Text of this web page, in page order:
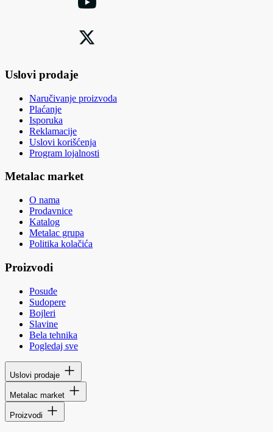
Uslovi prodaje
Naručivanje proizvoda
Plaćanje
Isporuka
Reklamacije
Uslovi korišćenja
Program lojalnosti
Metalac market
O nama
Prodavnice
Katalog
Metalac grupa
Politika kolačića
Proizvodi
Posuđe
Sudopere
Bojleri
Slavine
Bela tehnika
Pogledaj sve
Uslovi prodaje
Metalac market
Proizvodi